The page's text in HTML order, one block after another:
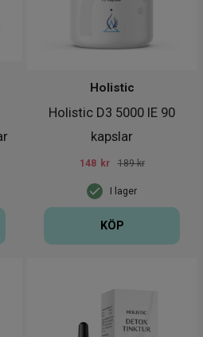
Holistic D3 5000 IE 90
kapslar
Holistic
I lager
148 kr 189 kr
KÖP